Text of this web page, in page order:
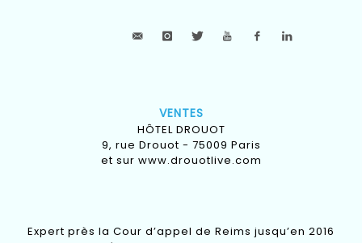
VENTES
HÔTEL DROUOT
9, rue Drouot - 75009 Paris
et sur www.drouotlive.com
Expert près la Cour d’appel de Reims jusqu’en 2016